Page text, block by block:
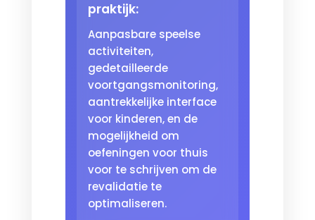
praktijk:
Aanpasbare speelse
activiteiten,
gedetailleerde
voortgangsmonitoring,
aantrekkelijke interface
voor kinderen, en de
mogelijkheid om
oefeningen voor thuis
voor te schrijven om de
revalidatie te
optimaliseren.